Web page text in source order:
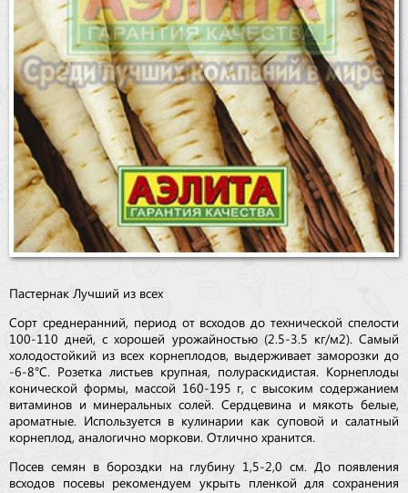
Пастернак Лучший из всех
Сорт среднеранний, период от всходов до технической спелости
100-110 дней, с хорошей урожайностью (2.5-3.5 кг/м2). Самый
холодостойкий из всех корнеплодов, выдерживает заморозки до
-6-8°С. Розетка листьев крупная, полураскидистая. Корнеплоды
конической формы, массой 160-195 г, с высоким содержанием
витаминов и минеральных солей. Сердцевина и мякоть белые,
ароматные. Используется в кулинарии как суповой и салатный
корнеплод, аналогично моркови. Отлично хранится.
Посев семян в бороздки на глубину 1,5-2,0 см. До появления
всходов посевы рекомендуем укрыть пленкой для сохранения